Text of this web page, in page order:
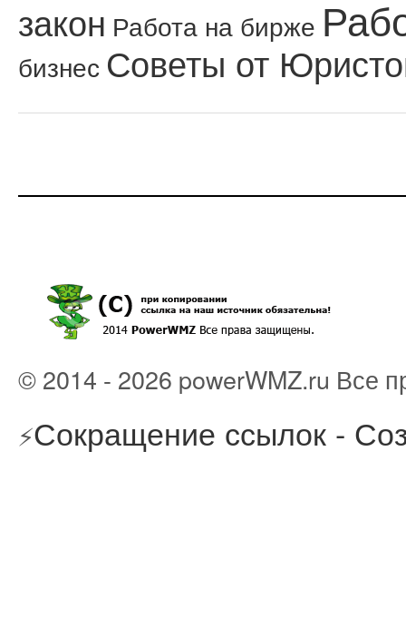
закон Работа на бирже
бизнес Советы от
© 2014 - 2026 powerWMZ.ru Все
⚡Сокращение ссылок -